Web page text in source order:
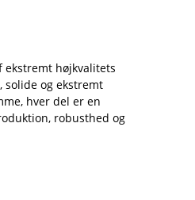
ekstremt højkvalitets
og ekstremt
hver del er en
robusthed og